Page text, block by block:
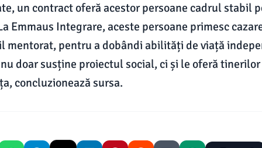
un contract oferă acestor persoane cadrul stabil
Emmaus Integrare, aceste persoane primesc
mentorat, pentru a dobândi abilități de viață
doar susține proiectul social, ci și le oferă
concluzionează sursa.